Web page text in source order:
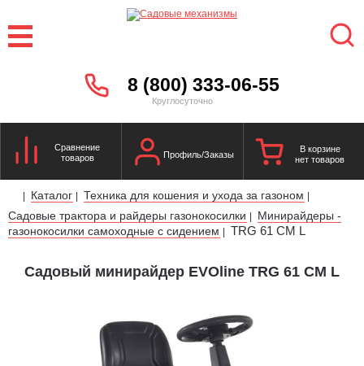
8 (800) 333-06-55
Круглосуточно
Сравнение
товаров
Профиль/Заказы
В корзине
нет товаров
| Каталог | Техника для кошения и ухода за газоном |
Садовые трактора и райдеры газонокосилки |
Минирайдеры -
газонокосилки самоходные с сидением | TRG 61 CM L
Садовый минирайдер EVOline TRG 61 CM L